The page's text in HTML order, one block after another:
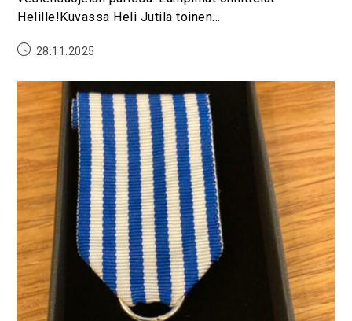
Helille!Kuvassa Heli Jutila toinen…
28.11.2025